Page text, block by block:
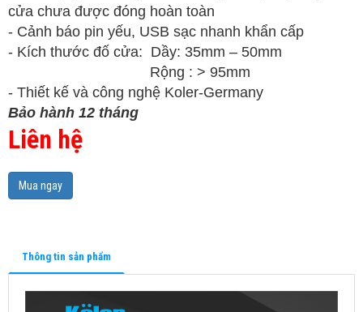
cửa chưa được đóng hoàn toàn
- Cảnh báo pin yếu, USB sạc nhanh khẩn cấp
- Kích thước đố cửa: Dầy: 35mm – 50mm
Rộng : > 95mm
- Thiết kế và công nghệ Koler-Germany
Bảo hành 12 tháng
Liên hệ
Mua ngay
Thông tin sản phẩm